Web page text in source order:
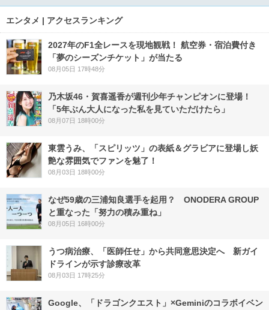
エンタメ | アクセスランキング
2027年のF1全レースを現地観戦！ 航空券・宿泊費付き
「夢のシーズンチケット」が当たる
08月05日 17時48分
乃木坂46・賀喜遥香が週刊少年チャンピオンに登場！
「5年ぶん大人になった私を見ていただけたら」
08月07日 18時00分
東雲うみ、「スピリッツ」の表紙＆グラビアに登場し妖
艶な雰囲気でファンを魅了！
08月03日 18時00分
なぜ59歳の三浦知良選手を起用？ ONODERA GROUP
と重なった「努力の積み重ね」
08月05日 16時00分
うつ病治療、「医師任せ」から共同意思決定へ 新ガイ
ドラインが示す診療改革
08月03日 17時25分
Google、「ドラゴンクエスト」×Geminiのコラボイベン